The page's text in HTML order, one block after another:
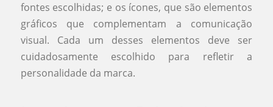
fontes escolhidas; e os ícones, que são elementos
gráficos que complementam a comunicação
visual. Cada um desses elementos deve ser
cuidadosamente escolhido para refletir a
personalidade da marca.